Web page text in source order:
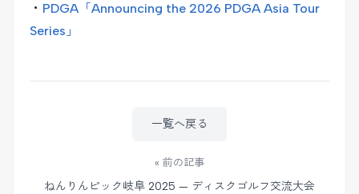
・ PDGA「Announcing the 2026 PDGA Asia Tour
Series」
« 前の記事
ねんりんピック岐阜 2025 — ディスクゴルフ交流大会
一覧へ戻る